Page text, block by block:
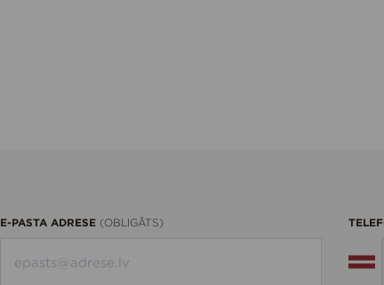
E-PASTA ADRESE (OBLIGĀTS)